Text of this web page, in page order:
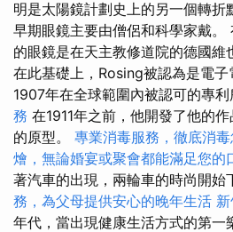
明是太陽鏡計劃史上的另一個轉折
早期眼鏡主要由僧侶和科學家戴。
的眼鏡是在天主教修道院的德國維
在此基礎上，Rosing被認為是電
1907年在全球範圍內被認可的專利
務 在1911年之前，他開發了他的
的原型。 專業消毒服務，徹底消
燴，無論婚宴或聚會都能滿足您的
著汽車的出現，兩輪車的時尚開始
務，為父母提供安心的晚年生活
年代，當出現健康生活方式的第一